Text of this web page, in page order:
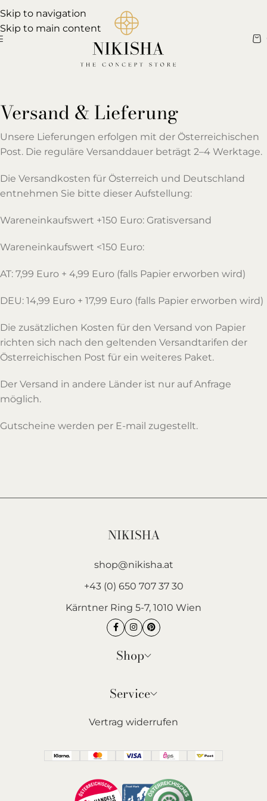
Skip to navigation
Skip to main content
Versand & Lieferung
Unsere Lieferungen erfolgen mit der Österreichischen
Post. Die reguläre Versanddauer beträgt 2–4 Werktage.
Die Versandkosten für Österreich und Deutschland
entnehmen Sie bitte dieser Aufstellung:
Wareneinkaufswert +150 Euro: Gratisversand
Wareneinkaufswert <150 Euro:
AT: 7,99 Euro + 4,99 Euro (falls Papier erworben wird)
DEU: 14,99 Euro + 17,99 Euro (falls Papier erworben wird)
Die zusätzlichen Kosten für den Versand von Papier
richten sich nach den geltenden Versandtarifen der
Österreichischen Post für ein weiteres Paket.
Der Versand in andere Länder ist nur auf Anfrage
möglich.
Gutscheine werden per E-mail zugestellt.
NIKISHA
shop@nikisha.at
+43 (0) 650 707 37 30
Kärntner Ring 5-7, 1010 Wien
Shop
Service
Vertrag widerrufen